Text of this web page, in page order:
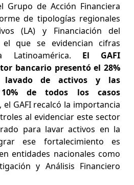
Grupo de Acción Financiera
de tipologías regionales
(LA) y Financiación del
que se evidencian cifras
Latinoamérica. El GAFI
bancario presentó el 28%
de activos y las
de todos los casos
el GAFI recalcó la importancia
al evidenciar este sector
para lavar activos en la
ese fortalecimiento es
entidades nacionales como
y Análisis Financiero